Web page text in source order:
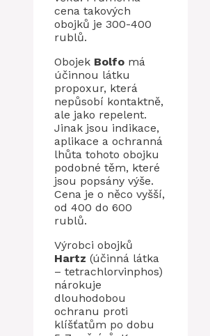
cena takových
obojků je 300-400
rublů.
Obojek Bolfo má
účinnou látku
propoxur, která
nepůsobí kontaktně,
ale jako repelent.
Jinak jsou indikace,
aplikace a ochranná
lhůta tohoto obojku
podobné těm, které
jsou popsány výše.
Cena je o něco vyšší,
od 400 do 600
rublů.
Výrobci obojků
Hartz (účinná látka
– tetrachlorvinphos)
nárokuje
dlouhodobou
ochranu proti
klíšťatům po dobu